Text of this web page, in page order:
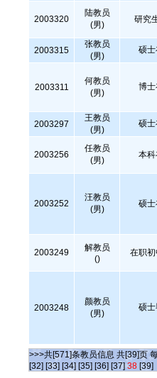
2003320
陆教员
(男)
研究
2003315
张教员
(男)
硕
2003311
何教员
(男)
博
2003297
王教员
(男)
硕
2003256
任教员
(男)
本
2003252
汪教员
(男)
硕
2003249
解教员
()
在职
2003248
颜教员
(男)
硕士
>>>共[571]条教员信息 共[39]页
[32] [33] [34] [35] [36] [37] 38 [39]